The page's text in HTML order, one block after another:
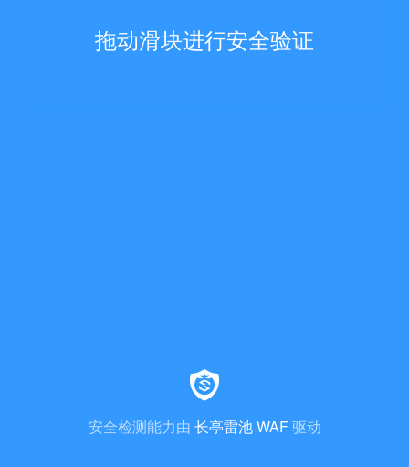
安全检测能力由 长亭雷池 WAF驱动
拖动滑块进行安全验证